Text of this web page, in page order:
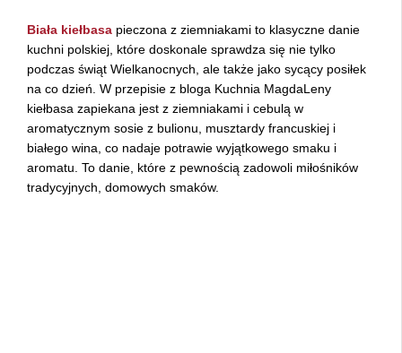
Biała kiełbasa pieczona z ziemniakami to klasyczne danie
kuchni polskiej, które doskonale sprawdza się nie tylko
podczas świąt Wielkanocnych, ale także jako sycący posiłek
na co dzień. W przepisie z bloga Kuchnia MagdaLeny
kiełbasa zapiekana jest z ziemniakami i cebulą w
aromatycznym sosie z bulionu, musztardy francuskiej i
białego wina, co nadaje potrawie wyjątkowego smaku i
aromatu. To danie, które z pewnością zadowoli miłośników
tradycyjnych, domowych smaków.